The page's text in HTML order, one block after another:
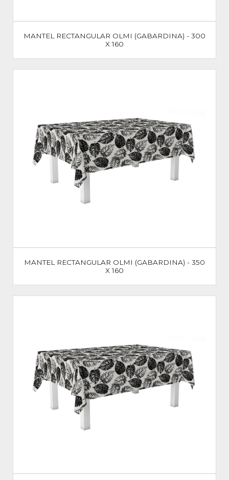
MANTEL RECTANGULAR OLMI (GABARDINA) - 300
X 160
MANTEL RECTANGULAR OLMI (GABARDINA) - 350
X 160